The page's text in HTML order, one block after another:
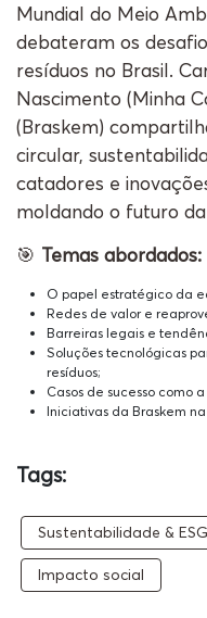
Mundial do Meio
debateram os
resíduos no Brasil.
Nascimento (Minha
(Braskem)
circular,
catadores e
moldando o futuro
🎯 Temas abordados:
O papel estratégico da
Redes de valor e
Barreiras legais e
Soluções tecnológicas
resíduos;
Casos de sucesso como
Iniciativas da Braskem
Tags:
Sustentabilidade & ESG
Impacto social